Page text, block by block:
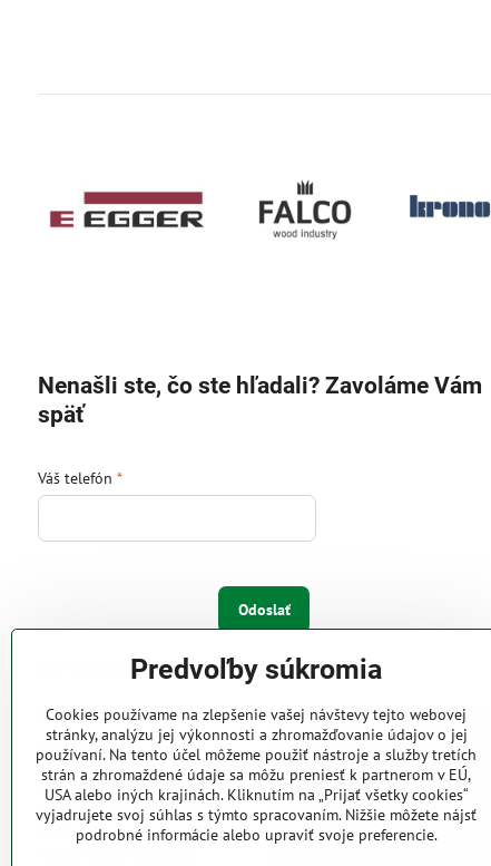
Nenašli ste, čo ste hľadali? Zavoláme Vám
späť
Váš telefón *
Odoslať
IW Trend s.r.o.
Pri Majeri 6
831 06 Bratislava
Web: www.iwtrend.sk
Telefón: (02) 4488 4826, 4487
Predvoľby súkromia
Cookies používame na zlepšenie vašej návštevy tejto webovej
stránky, analýzu jej výkonnosti a zhromažďovanie údajov o jej
používaní. Na tento účel môžeme použiť nástroje a služby tretích
strán a zhromaždené údaje sa môžu preniesť k partnerom v EÚ,
USA alebo iných krajinách. Kliknutím na „Prijať všetky cookies“
vyjadrujete svoj súhlas s týmto spracovaním. Nižšie môžete nájsť
podrobné informácie alebo upraviť svoje preferencie.